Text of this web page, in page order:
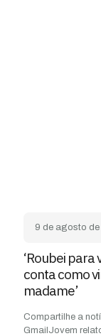
9 de agosto
‘Roubei
conta como
madame’
Compartilhe a
GmailJovem